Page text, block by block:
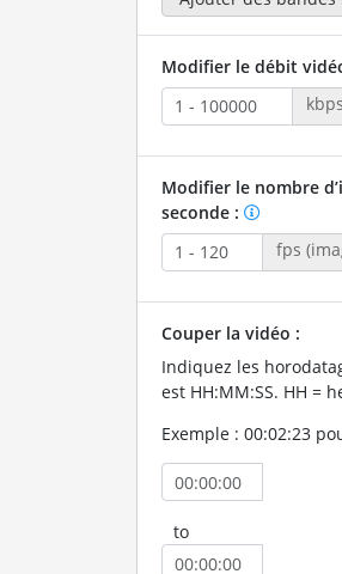
Modifier le débit
kbps
Modifier le nombre
seconde :
fps
Couper la vidéo :
Indiquez les
est HH:MM:SS. HH =
Exemple : 00:02:23
to